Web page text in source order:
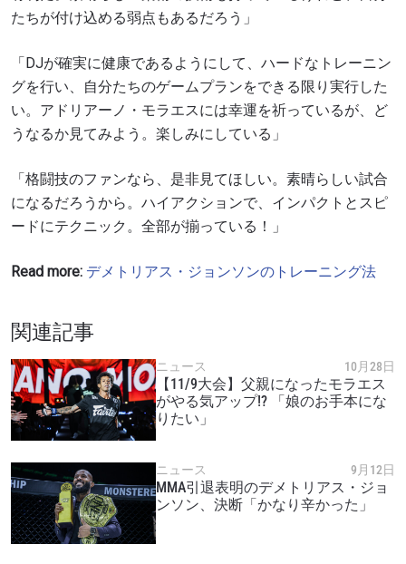
たちが付け込める弱点もあるだろう」
「DJが確実に健康であるようにして、ハードなトレーニン
グを行い、自分たちのゲームプランをできる限り実行した
い。アドリアーノ・モラエスには幸運を祈っているが、ど
うなるか見てみよう。楽しみにしている」
「格闘技のファンなら、是非見てほしい。素晴らしい試合
になるだろうから。ハイアクションで、インパクトとスピ
ードにテクニック。全部が揃っている！」
Read more: デメトリアス・ジョンソンのトレーニング法
関連記事
ニュース 10月28日
【11/9大会】父親になったモラエス
がやる気アップ!? 「娘のお手本にな
りたい」
ニュース 9月12日
MMA引退表明のデメトリアス・ジョ
ンソン、決断「かなり辛かった」
対戦相手
大会
最新情報をゲット
ONEチャンピオンシップとどこでも一緒！ 最新ニ
ュース、特別オファー、ライブイベントの最高の
席をゲットするため今すぐ登録を！
名前（ローマ字で記入）
このフォームを送信することにより、お客様は当
社のプライバシーポリシーに基づく情報の収集、
使用および開示に同意したことになります。お客
様は、いつでも配信を停止することができます。